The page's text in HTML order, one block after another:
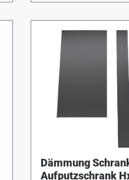
Durchlauferhitzer.
mit Modul gemischter
unten oder max. 12
Modul gemischter
rechts) und der
Fußbodenheizung.
Dämmung
Aufputzschrank